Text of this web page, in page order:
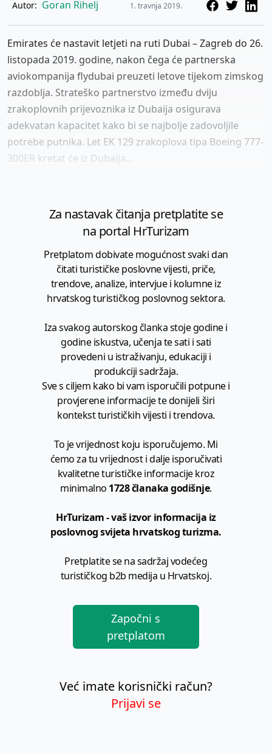
Autor: Goran Rihelj 1. travnja 2019.
Emirates će nastavit letjeti na ruti Dubai – Zagreb do 26.
listopada 2019. godine, nakon čega će partnerska
aviokompanija flydubai preuzeti letove tijekom zimskog
razdoblja. Strateško partnerstvo između dviju
zrakoplovnih prijevoznika iz Dubaija osigurava
adekvatan kapacitet kako bi se najbolje zadovoljile
potrebe putnika. Let EK 129 zrakoplova tipa Boeing 777-
300ER kretat će iz Dubaija...
Za nastavak čitanja pretplatite se
na portal HrTurizam
Pretplatom dobivate mogućnost svaki dan
čitati turističke poslovne vijesti, priče,
trendove, analize, intervjue i kolumne iz
hrvatskog turističkog poslovnog sektora.
Iza svakog autorskog članka stoje godine i
godine iskustva, učenja te sati i sati
provedeni u istraživanju, edukaciji i
produkciji sadržaja.
Sve s ciljem kako bi vam isporučili potpune i
provjerene informacije te donijeli širi
kontekst turističkih vijesti i trendova.
To je vrijednost koju isporučujemo. Mi
ćemo za tu vrijednost i dalje isporučivati
kvalitetne turističke informacije kroz
minimalno 1728 članaka godišnje.
HrTurizam - vaš izvor informacija iz
poslovnog svijeta hrvatskog turizma.
Pretplatite se na sadržaj vodećeg
turističkog b2b medija u Hrvatskoj.
Započni s
pretplatom
Već imate korisnički račun?
Prijavi se